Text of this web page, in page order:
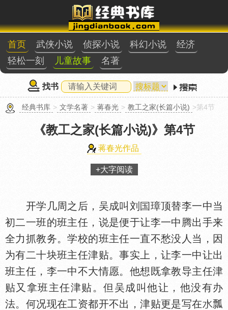
首页 武侠小说 侦探小说 科幻小说
经济
轻松一刻
儿童故事 名著
找书
经典书库 > 文学名著 > 蒋春光 > 教工之家(长篇小说) >第4节
《教工之家(长篇小说)》 第4节
蒋春光作品
+大字阅读
开学几周之后，吴成叫刘
璋顶替李一中当
初二一班的班主任，说是便于让李一中腾出手来
全力抓教务。学校的班主任一直不愁没人当，因
为有二十块班主任津贴。事实上，让李一中让出
班主任，李一中不大情愿。他想既拿教导主任津
贴又拿班主任津贴。但吴成叫他让，他没有办
法。何况现在工资都开不出，津贴更是写在
瓢